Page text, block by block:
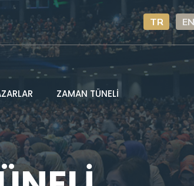
TR EN
ZAMAN TÜNELİ